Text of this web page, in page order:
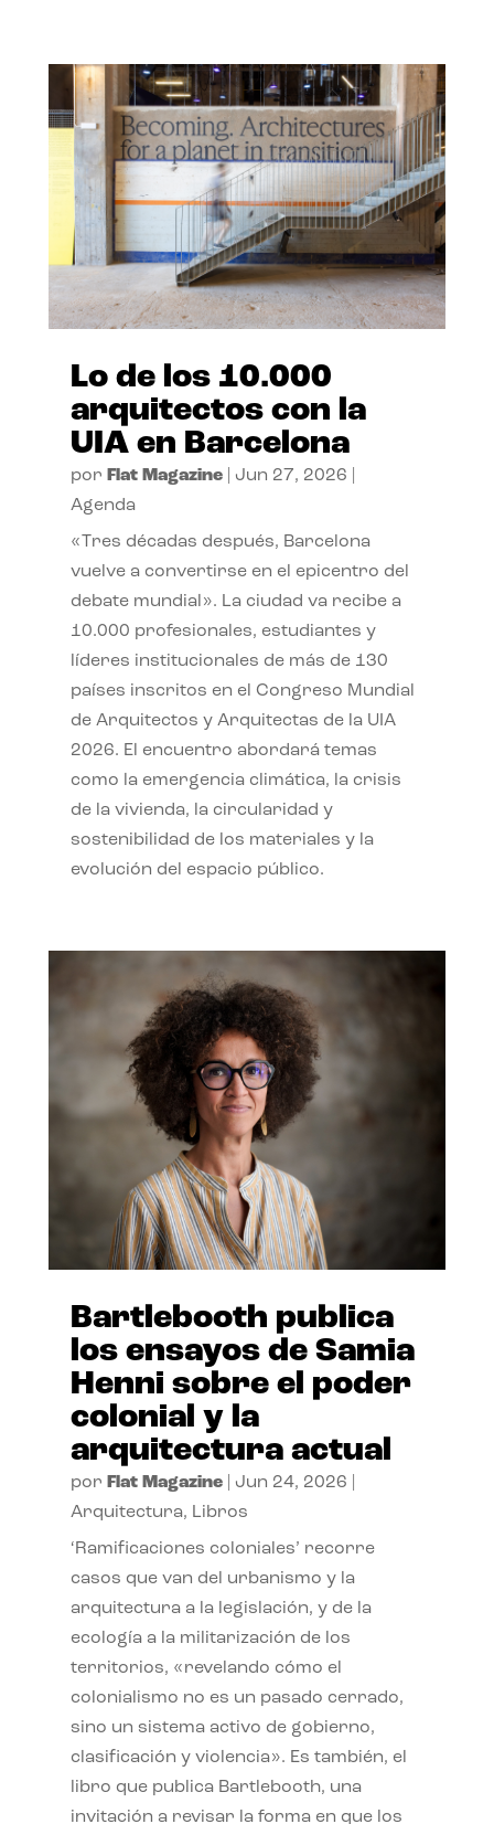
Lo de los 10.000
arquitectos con la
UIA en Barcelona
por Flat Magazine| Jun 27, 2026
Agenda
«Tres décadas después, Barcelona
vuelve a convertirse en el epicentro del
debate mundial». La ciudad va recibe a
10.000 profesionales, estudiantes y
líderes institucionales de más de 130
países inscritos en el Congreso Mundial
de Arquitectos y Arquitectas de la UIA
2026. El encuentro abordará temas
como la emergencia climática, la crisis
de la vivienda, la circularidad y
sostenibilidad de los materiales y la
evolución del espacio público.
Bartlebooth publica
los ensayos de Samia
Henni sobre el poder
colonial y la
arquitectura actual
por Flat Magazine| Jun 24, 2026
Arquitectura, Libros
‘Ramificaciones coloniales’ recorre
casos que van del urbanismo y la
arquitectura a la legislación, y de la
ecología a la militarización de los
territorios, «revelando cómo el
colonialismo no es un pasado cerrado,
sino un sistema activo de gobierno,
clasificación y violencia». Es también, el
libro que publica Bartlebooth, una
invitación a revisar la forma en que los